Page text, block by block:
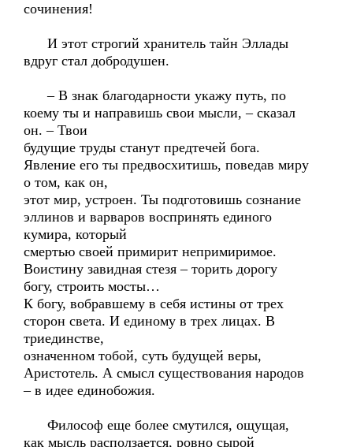
сочинения!
И этот строгий хранитель тайн Эллады
вдруг стал добродушен.
– В знак благодарности укажу путь, по
коему ты и направишь свои мысли, – сказал
он. – Твои
будущие труды станут предтечей бога.
Явление его ты предвосхитишь, поведав миру
о том, как он,
этот мир, устроен. Ты подготовишь сознание
эллинов и варваров воспринять единого
кумира, который
смертью своей примирит непримиримое.
Воистину завидная стезя – торить дорогу
богу, строить мосты…
К богу, вобравшему в себя истины от трех
сторон света. И единому в трех лицах. В
триединстве,
означенном тобой, суть будущей веры,
Аристотель. А смысл существования народов
– в идее единобожия.
Философ еще более смутился, ощущая,
как мысль расползается, ровно сырой